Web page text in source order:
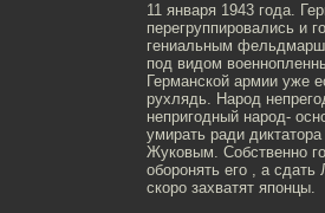
11 января 1943 года.
перегруппировались и
гениальным
под видом
Германской армии уже
рухлядь. Народ
непригодный народ-
умирать ради
Жуковым. Собственно
оборонять его , а сдать
скоро захватят японцы.